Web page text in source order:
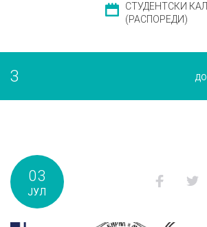
СТУДЕНТСКИ
(РАСПОРЕДИ)
3
Ден:
д.м.г
03
ЈУЛ